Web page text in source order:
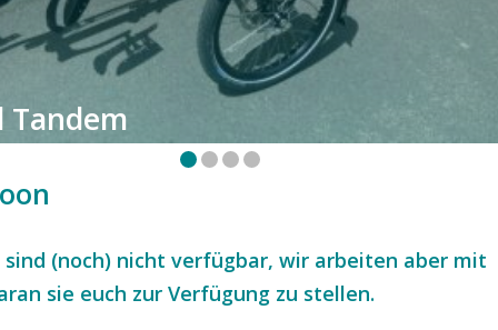
Tandem
(noch) nicht verfügbar, wir arbeiten aber mit
sie euch zur Verfügung zu stellen.